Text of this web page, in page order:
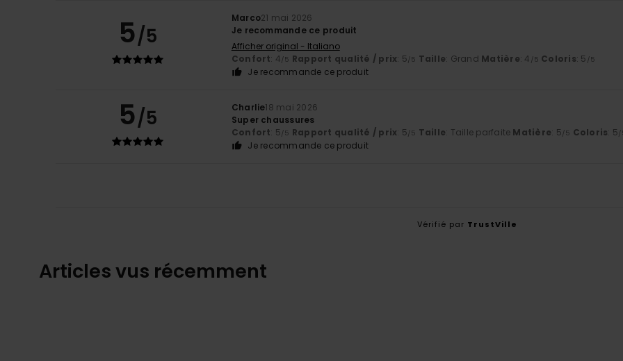
5/5
Marco21 mai 2026
Je recommande ce produit
Afficher original - Italiano
Confort: 4/5 Rapport qualité / prix: 5/5 Taille: Grand Matière: 4 /5 Coloris: 5 /5
Je recommande ce produit
5/5 Charlie18 mai 2026
Super chaussures
Confort: 5/5 Rapport qualité / prix: 5/5 Taille: Taille parfaite Matière: 5/5 Coloris: 5/
Je recommande ce produit
Vérifié par TrustVille
Articles vus récemment